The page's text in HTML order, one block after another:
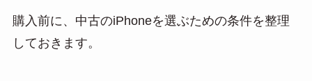
購入前に、中古のiPhoneを選ぶための条件を整理
しておきます。